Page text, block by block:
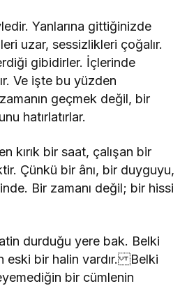
Yanlarına gittiğinizde
uzar, sessizlikleri çoğalır.
gibidirler. İçlerinde
Ve işte bu yüzden
geçmek değil, bir
hatırlatırlar.
kırık bir saat, çalışan bir
Çünkü bir ânı, bir duyguyu,
Bir zamanı değil; bir hissi
durduğu yere bak. Belki
eski bir halin vardır. Belki
bir cümlenin